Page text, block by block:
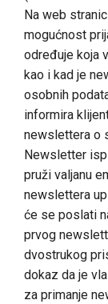
Na web
mogućnost
određuje koja
kao i kad je
osobnih
informira
newslettera o
Newsletter
pruži valjanu
newslettera
će se poslati
prvog
dvostrukog
dokaz da je
za primanje